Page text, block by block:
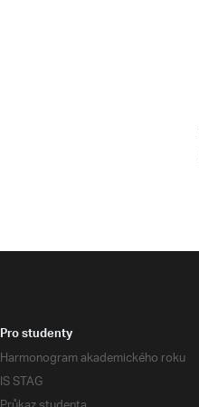
Pro studenty
Harmonogram akademického roku
IS STAG